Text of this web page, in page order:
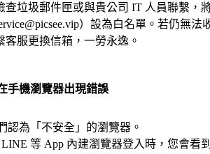
查垃圾郵件匣或與貴公司 IT 人員聯繫，
）設為白名單。若仍無法
客服更換信箱，一勞永逸。
手機瀏覽器出現錯誤
認為「不安全」的瀏覽器。
LINE 等 App 內建瀏覽器登入時，您會看